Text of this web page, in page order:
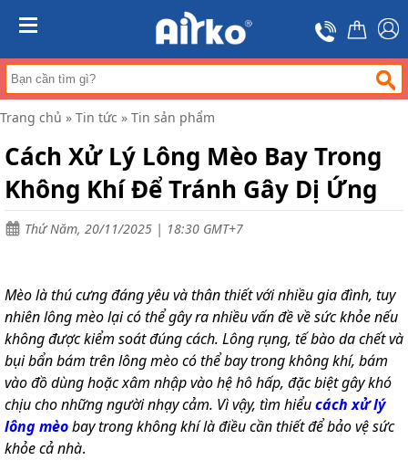
Trang
chủ
Máy
hút
ẩm
Máy
không
hòa
di
Tin
tức
Liên
hệ
Trang chủ » Tin tức » Tin sản phẩm
Cách Xử Lý Lông Mèo Bay Trong
Không Khí Để Tránh Gây Dị Ứng
Thứ Năm, 20/11/2025 | 18:30 GMT+7
Mèo là thú cưng đáng yêu và thân thiết với nhiều gia đình, tuy
nhiên lông mèo lại có thể gây ra nhiều vấn đề về sức khỏe nếu
không được kiểm soát đúng cách. Lông rụng, tế bào da chết và
bụi bẩn bám trên lông mèo có thể bay trong không khí, bám
vào đồ dùng hoặc xâm nhập vào hệ hô hấp, đặc biệt gây khó
chịu cho những người nhạy cảm. Vì vậy, tìm hiểucách xử lý
lông mèobay trong không khí là điều cần thiết để bảo vệ sức
khỏe cả nhà.